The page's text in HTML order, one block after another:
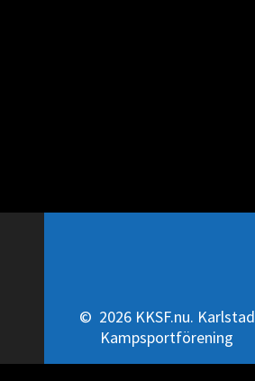
© 2026 KKSF.nu. Karlstad
Kampsportförening